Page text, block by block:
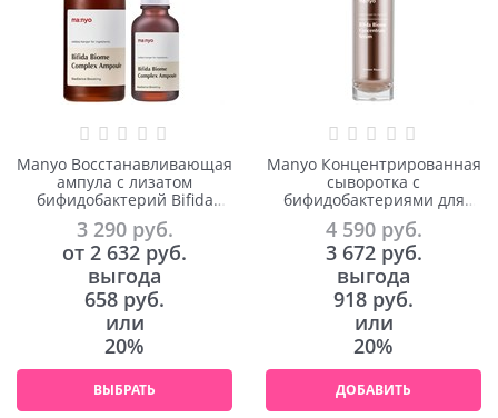
Manyo Восстанавливающая
ампула с лизатом
бифидобактерий Bifida
Biome Complex Ampoule
3 290 руб.
от 2 632 руб.
выгода
658 руб.
или
20%
ВЫБРАТЬ
Manyo Концентрированная
сыворотка с
бифидобактериями для
сияния кожи Bifida Biome
Concentrate Serum 35ml
4 590 руб.
3 672 руб.
выгода
918 руб.
или
20%
ДОБАВИТЬ